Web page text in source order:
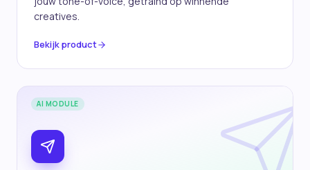
creatives.
Bekijk product
AI MODULE